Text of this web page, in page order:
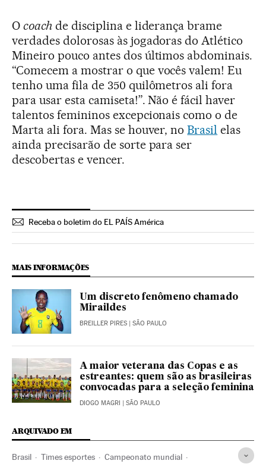
O coachde disciplina e liderança brame
verdades dolorosas às jogadoras do Atlético
Mineiro pouco antes dos últimos abdominais.
“Comecem a mostrar o que vocês valem! Eu
tenho uma fila de 350 quilômetros ali fora
para usar esta camiseta!”. Não é fácil haver
talentos femininos excepcionais como o de
Marta ali fora. Mas se houver, noBrasil elas
ainda precisarão de sorte para ser
descobertas e vencer.
Receba o boletim do EL PAÍS América
MAIS INFORMAÇÕES
Um discreto fenômeno chamado
Miraildes
BREILLER PIRES | SÃO PAULO
A maior veterana das Copas e as
estreantes: quem são as brasileiras
convocadas para a seleção feminina
DIOGO MAGRI | SÃO PAULO
ARQUIVADO EM
Brasil Times esportes Campeonato mundial